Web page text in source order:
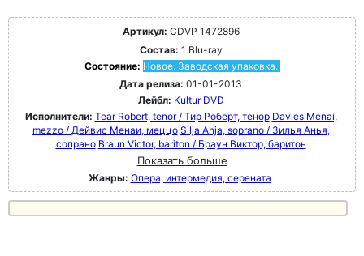
Артикул: CDVP 1472896
Состав: 1 Blu-ray
Состояние: Новое. Заводская упаковка.
Дата релиза: 01-01-2013
Лейбл: Kultur DVD
Исполнители: Tear Robert, tenor / Тир Роберт, тенор Davies Menai,
mezzo / Дейвис Менаи, меццо Silja Anja, soprano / Зилья Анья,
сопрано Braun Victor, bariton / Браун Виктор, баритон
Показать больше
Жанры: Опера, интермедия, серената